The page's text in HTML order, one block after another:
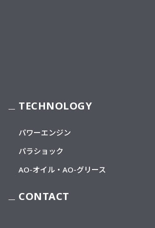
TECHNOLOGY
パワーエンジン
パラショック
AO-オイル・AO-グリース
CONTACT